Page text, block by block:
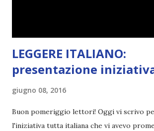
LEGGERE ITALIANO:
presentazione
giugno 08, 2016
Buon pomeriggio lettori! Oggi vi scrivo
l'iniziativa tutta italiana che vi avevo